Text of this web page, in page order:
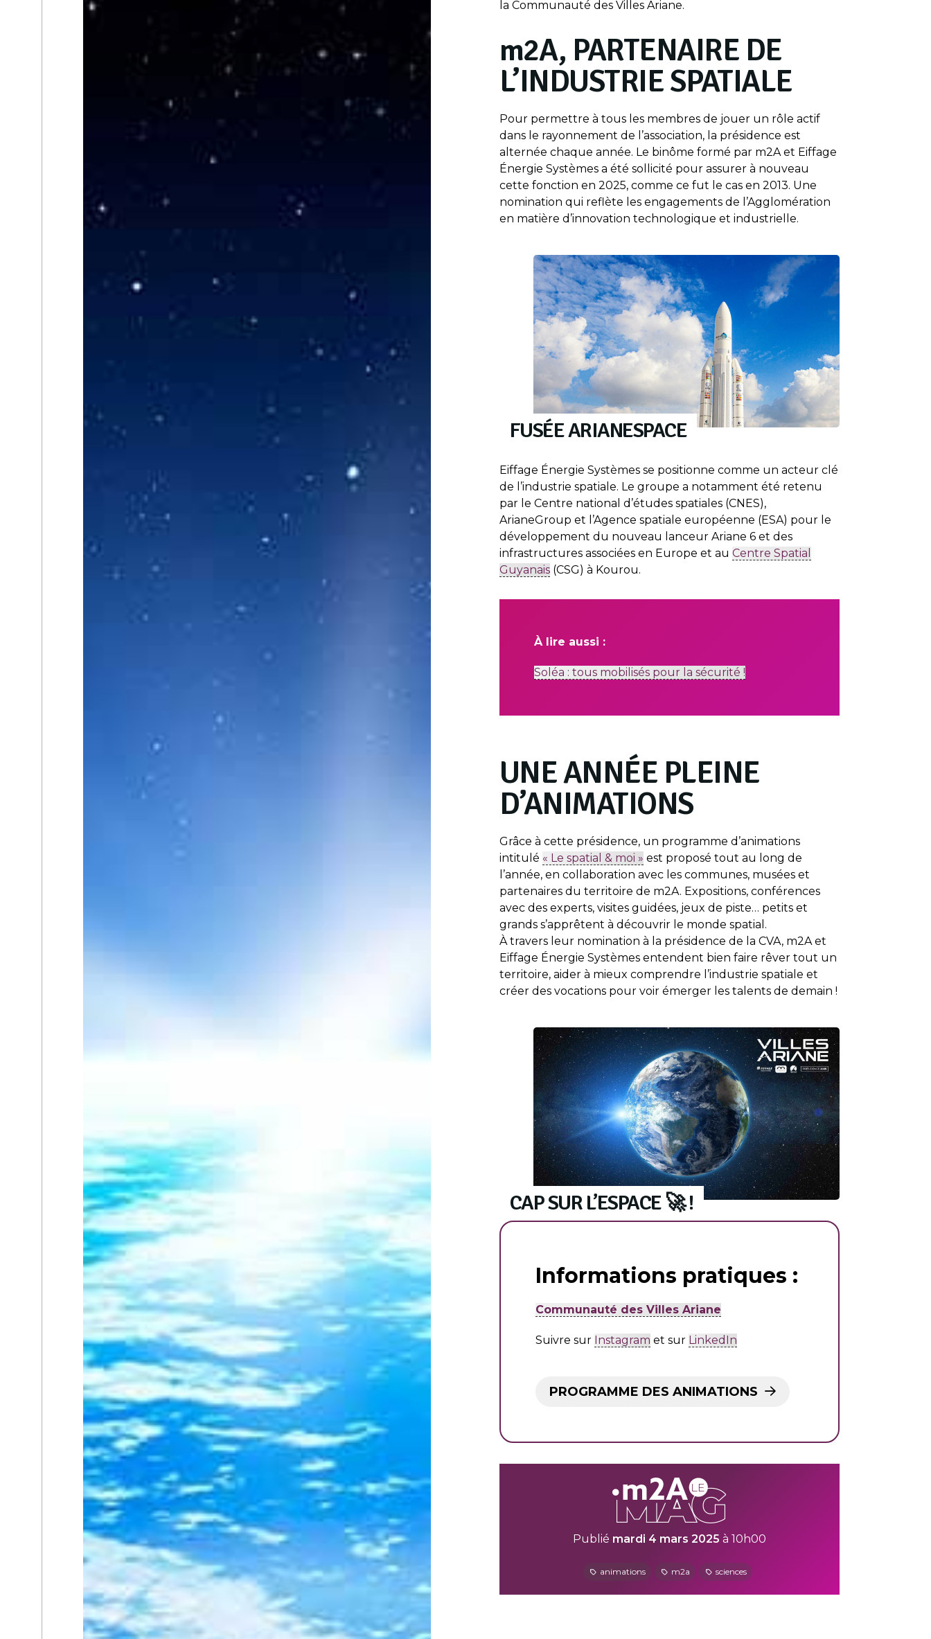
la Communauté des Villes Ariane.
m2A, PARTENAIRE DE
L’INDUSTRIE SPATIALE
Pour permettre à tous les membres de jouer un rôle actif
dans le rayonnement de l’association, la présidence est
alternée chaque année. Le binôme formé par m2A et Eiffage
Énergie Systèmes a été sollicité pour assurer à nouveau
cette fonction en 2025, comme ce fut le cas en 2013. Une
nomination qui reflète les engagements de l’Agglomération
en matière d’innovation technologique et industrielle.
FUSÉE ARIANESPACE
Eiffage Énergie Systèmes se positionne comme un acteur clé
de l’industrie spatiale. Le groupe a notamment été retenu
par le Centre national d’études spatiales (CNES),
ArianeGroup et l’Agence spatiale européenne (ESA) pour le
développement du nouveau lanceur Ariane 6 et des
infrastructures associées en Europe et au Centre Spatial
Guyanais(CSG) à Kourou.
À lire aussi :
Soléa : tous mobilisés pour la sécurité !
UNE ANNÉE PLEINE
D’ANIMATIONS
Grâce à cette présidence, un programme d’animations
intitulé « Le spatial & moi » est proposé tout au long de
l’année, en collaboration avec les communes, musées et
partenaires du territoire de m2A. Expositions, conférences
avec des experts, visites guidées, jeux de piste… petits et
grands s’apprêtent à découvrir le monde spatial.
À travers leur nomination à la présidence de la CVA, m2A et
Eiffage Énergie Systèmes entendent bien faire rêver tout un
territoire, aider à mieux comprendre l’industrie spatiale et
créer des vocations pour voir émerger les talents de demain !
CAP SUR L’ESPACE 🚀 !
Informations pratiques :
Communauté des Villes Ariane
Suivre sur Instagram et sur LinkedIn
PROGRAMME DES ANIMATIONS
Publié mardi 4 mars 2025 à 10h00
animations m2a sciences